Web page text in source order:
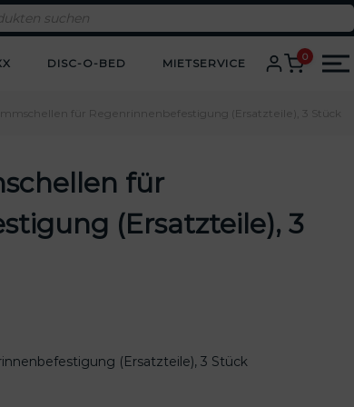
DISC-O-BED MIETSERVICE 0
für Regenrinnenbefestigung (Ersatzteile), 3 Stück
für
(Ersatzteile), 3
(Ersatzteile), 3 Stück